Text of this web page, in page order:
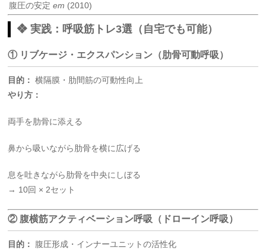
腹圧の安定 em (2010)
❖ 実践：呼吸筋トレ3選（自宅でも可能）
① リブケージ・エクスパンション（肋骨可動呼吸）
目的： 横隔膜・肋間筋の可動性向上
やり方：
両手を肋骨に添える
鼻から吸いながら肋骨を横に広げる
息を吐きながら肋骨を中央にしぼる
→ 10回 × 2セット
② 腹横筋アクティベーション呼吸（ドローイン呼吸）
目的：
腹圧形成・インナーユニットの活性化